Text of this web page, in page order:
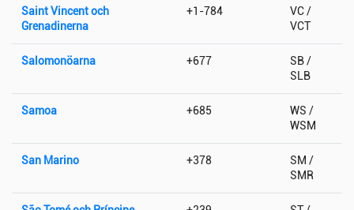
Saint Vincent och
Grenadinerna
+1-784
VC /
VCT
Salomonöarna +677
SB /
SLB
Samoa +685
WS /
WSM
San Marino +378
SM /
SMR